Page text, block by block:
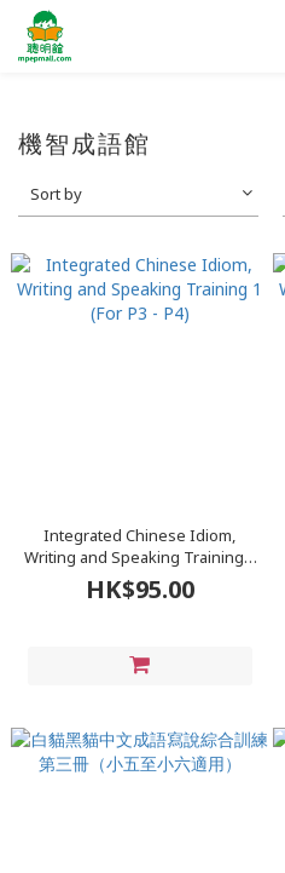
機智成語館
Sort by
Integrated Chinese Idiom,
Writing and Speaking Training 1
(For P3 - P4)
HK$95.00